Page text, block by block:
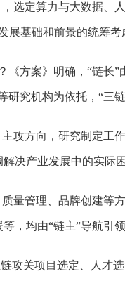
选定算力与大数据
展基础和前景的统筹考
《方案》明确，“链长
研究机构为依托，“
攻方向，研究制定工
决产业发展中的实际
量管理、品牌创建等
，均由“链主”导航引领
攻关项目选定、人才